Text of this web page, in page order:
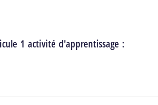
1 activité d'apprentissage :